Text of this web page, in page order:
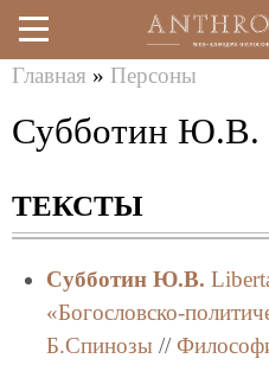
Перейти
к
содержанию
здесь
Главная » Персоны
Субботин Ю.В.
ТЕКСТЫ
Субботин Ю.В.
«Богословско-
Б.Спинозы//